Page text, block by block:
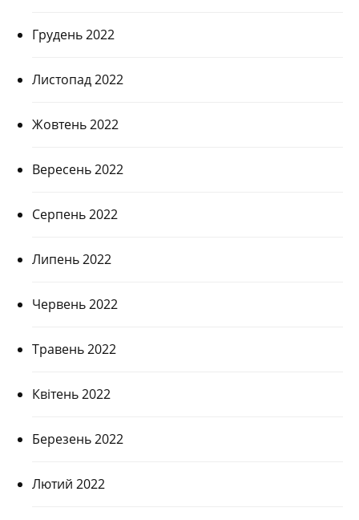
Грудень 2022
Листопад 2022
Жовтень 2022
Вересень 2022
Серпень 2022
Липень 2022
Червень 2022
Травень 2022
Квітень 2022
Березень 2022
Лютий 2022